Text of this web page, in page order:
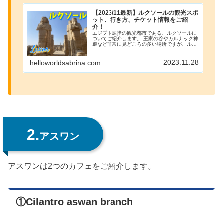
【2023/11最新】ルクソールの観光スポ
ット、行き方、チケット情報をご紹
介！
エジプト屈指の観光都市である、ルクソールに
ついてご紹介します。 王家の谷やカルナック神
殿など非常に見どころの多い場所ですが、ルク
情報をはじめとして、観光スポットへのアクセ
ス、料金、見どころなどをまとめています。
helloworldsabrina.com 2023.11.28
2.アスワン
アスワンは2つのカフェをご紹介します。
①Cilantro aswan branch